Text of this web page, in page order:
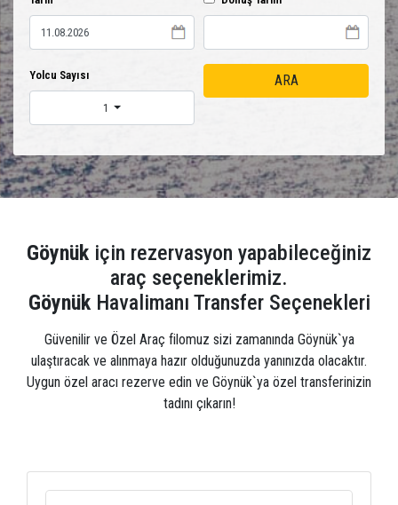
Yolcu Sayısı
1
ARA
Göynük için rezervasyon yapabileceğiniz
araç seçeneklerimiz.
GöynükHavalimanı Transfer Seçenekleri
Güvenilir ve Özel Araç filomuz sizi zamanında Göynük`ya
ulaştıracak ve alınmaya hazır olduğunuzda yanınızda olacaktır.
Uygun özel aracı rezerve edin ve Göynük`ya özel transferinizin
tadını çıkarın!